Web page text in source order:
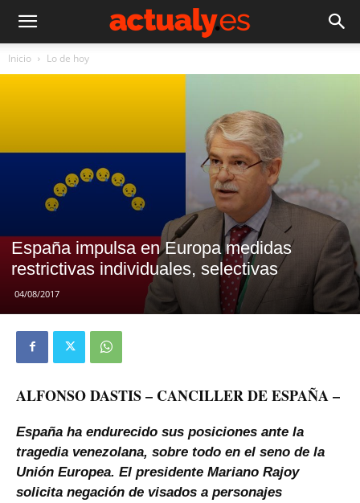
Inicio Lo de hoy
España impulsa en Europa medidas
restrictivas individuales, selectivas
04/08/2017
ALFONSO DASTIS – CANCILLER DE ESPAÑA –
España ha endurecido sus posiciones ante la
tragedia venezolana, sobre todo en el seno de la
Unión Europea. El presidente Mariano Rajoy
solicita negación de visados a personajes